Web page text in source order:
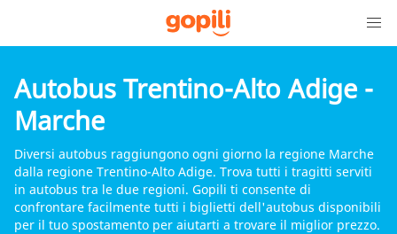
Autobus Trentino-Alto Adige -
Marche
Diversi autobus raggiungono ogni giorno la regione Marche
dalla regione Trentino-Alto Adige. Trova tutti i tragitti serviti
in autobus tra le due regioni. Gopili ti consente di
confrontare facilmente tutti i biglietti dell'autobus disponibili
per il tuo spostamento per aiutarti a trovare il miglior prezzo.